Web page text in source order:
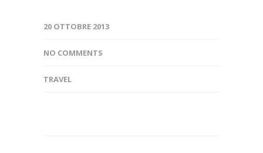
20 OTTOBRE 2013
NO COMMENTS
TRAVEL